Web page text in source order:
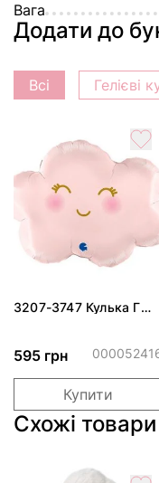
Вага
Додати до
Всі Гелієві
3207-3747 Кулька Г
595 грн
Купити
Схожі товари